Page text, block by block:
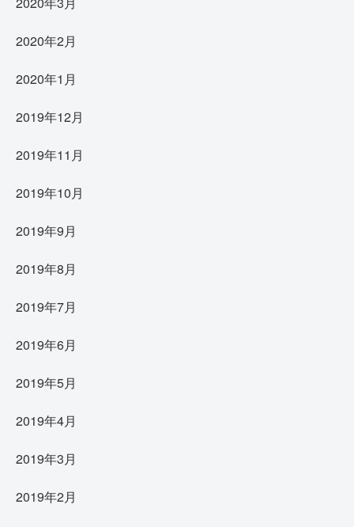
2020年2月
2020年1月
2019年12月
2019年11月
2019年10月
2019年9月
2019年8月
2019年7月
2019年6月
2019年5月
2019年4月
2019年3月
2019年2月